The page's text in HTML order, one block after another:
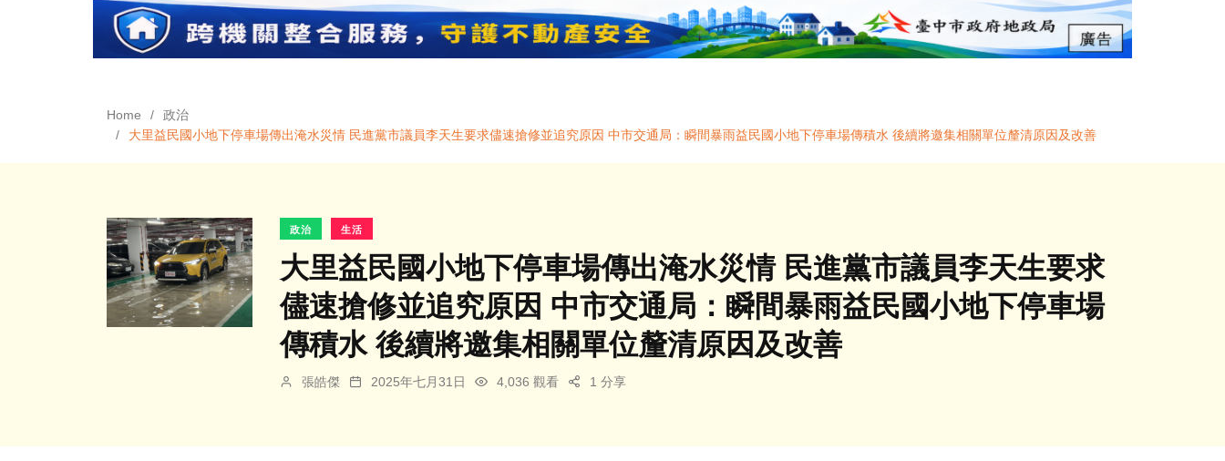
Home
政治
大里益民國小地下停車場傳出淹水災情 民進黨市議員李天生要求儘速搶修並追究原因 中市交通局：瞬間暴雨益民國小地下停車場傳積水 後續將邀集相關單位釐清原因及改善
政治 生活
大里益民國小地下停車場傳出淹水災情 民進黨市議員李天生要求
儘速搶修並追究原因 中市交通局：瞬間暴雨益民國小地下停車場
傳積水 後續將邀集相關單位釐清原因及改善
張皓傑 2025年七月31日 4,036 觀看 1 分享